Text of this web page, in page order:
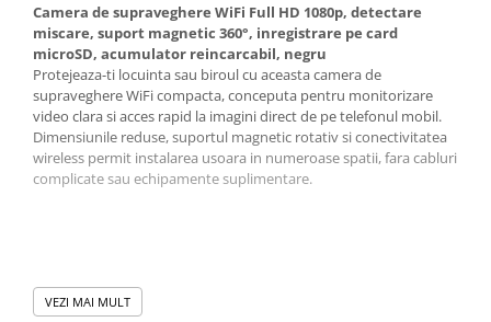
Camera de supraveghere WiFi Full HD 1080p, detectare
miscare, suport magnetic 360°, inregistrare pe card
microSD, acumulator reincarcabil, negru
Protejeaza-ti locuinta sau biroul cu aceasta camera de
supraveghere WiFi compacta, conceputa pentru monitorizare
video clara si acces rapid la imagini direct de pe telefonul mobil.
Dimensiunile reduse, suportul magnetic rotativ si conectivitatea
wireless permit instalarea usoara in numeroase spatii, fara cabluri
complicate sau echipamente suplimentare.
VEZI MAI MULT